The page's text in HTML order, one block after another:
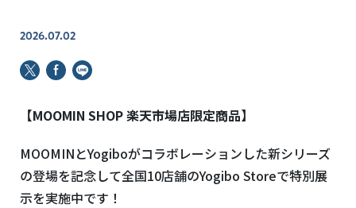
2026.07.02
【MOOMIN SHOP 楽天市場店限定商品】
MOOMINとYogiboがコラボレーションした新シリーズ
の登場を記念して全国10店舗のYogibo Storeで特別展
示を実施中です！